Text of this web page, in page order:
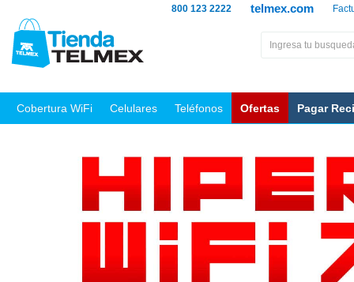
telmex.com
800 123 2222
Cobertura WiFi Celulares Teléfonos Ofertas Pagar